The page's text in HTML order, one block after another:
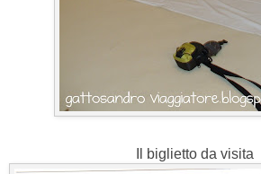
Il biglietto da visita